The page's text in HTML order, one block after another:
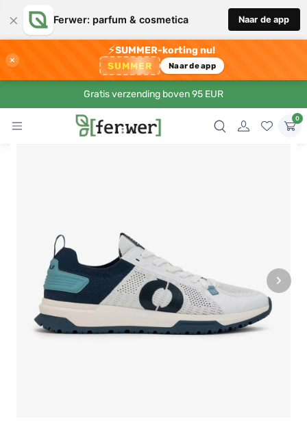
× Ferwer: parfum & cosmetica Naar de app
×
⚡SUMMER-korting nu!
SUMMER Naar de app
Gratis verzending boven 95 EUR
0
›